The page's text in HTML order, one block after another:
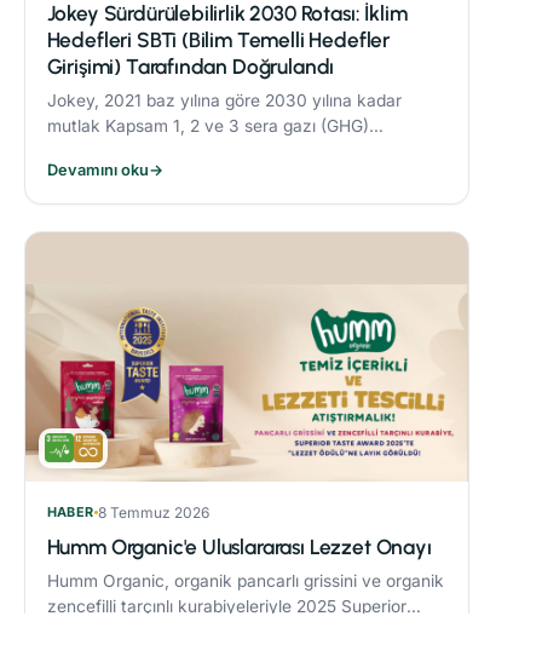
Jokey Sürdürülebilirlik 2030 Rotası: İklim
Hedefleri SBTi (Bilim Temelli Hedefler
Girişimi) Tarafından Doğrulandı
Jokey, 2021 baz yılına göre 2030 yılına kadar
mutlak Kapsam 1, 2 ve 3 sera gazı (GHG)
etmektedir.
Devamını oku→
HABER 8 Temmuz 2026
Humm Organic'e Uluslararası Lezzet Onayı
Humm Organic, organik pancarlı grissini ve organik
zencefilli tarçınlı kurabiyeleriyle 2025 Superior